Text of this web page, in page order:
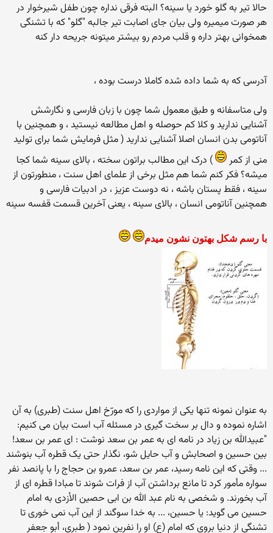
حالا تیر به گلو خورد یا سینه؟ البته فرقی نداره چون طفل شیرخوار در
هر صورت میمیره ولی بیان جای اصابت تیر جالبه "گلو" که با تشنگی
همخوانی بهتر داره و قلب مردم رو بیشتر میتونه جریحه دار کنه
آدرسی که به شما داده شده کاملا درست بوده ،
ولی متاسفانه و طبق معمول شما چون با زبان فارسی و نگارشش
آشنایی ندارید و کلا کم حوصله و اهل مطالعه نیستید ، و همچنین با
آناتومی بدن انسان اصلا آشنایی ندارید ( مثل فرمایش شما برای تولید
منی از کمر
) درک این مطالب براتون سخته ، بالای سینه شما کجا
میشه؟ فکر کنم شما هم مثل برخی از علمای اهل سنت ، منطورتون از
سینه ، فقط پستان باشه ، نه دوست عزیز ، در ادبیات فارسی و
همچنین آناتومی انسان ، بالای سینه ، یعنی آخرین قسمت قفسه سینه
با رسم شکل بهتون نشون میدم
به عنوان نمونه تنها یکی از مواردی را که مورّخ اهل سنت (طبری) به آن
اشاره نموده و دال بر سخت گیری در مسئله آب است بیان می کنیم:
"عبیدالله بن زیاد در نامه ای به عمر بن سعد نوشت : ای عمر بن سعد!
بین حسین و اصحابش و آب حایل شو، نگذار حتی یک قطره آب بنوشند
... وقتی که این نامه رسید، عمر بن سعد، عمرو بن حجاج را با پانصد نفر
سواره مأمور کرد تا مانع برداشتن آب از فرات شوند تا مبادا قطره ای از
آب بخورند. و شخصی به نام عبد الله بن ابى حصین الأزدی به امام
حسین می گوید: یا حسین، ... به خدا سوگند از این آب نمی خوری تا
تشنگی از دنیا بروی که امام (ع) او را نفرین نمود ( طبری، أبو جعفر